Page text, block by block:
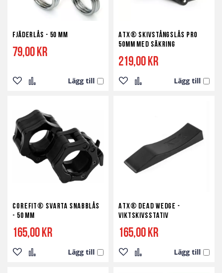
Fjäderlås - 50 mm
79,00 kr
Lägg till
Lägg
i
önskelista
Lägg
i
jämför
ATX® Skivstångslås Pro
50mm med Säkring
219,00 kr
Lägg till
Lägg Lägg
Corefit® Svarta Snabblås
- 50 mm
165,00 kr
Lägg till
Lägg Lägg
ATX® Dead Wedge -
Viktskivsstativ
165,00 kr
Lägg till
Lägg Lägg